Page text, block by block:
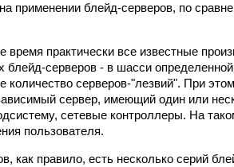
применении блейд-серверов, по
практически все известные
серверов - в шасси
количество серверов-"лезвий". При
сервер, имеющий один или
сетевые контроллеры. На
пользователя.
как правило, есть несколько серий